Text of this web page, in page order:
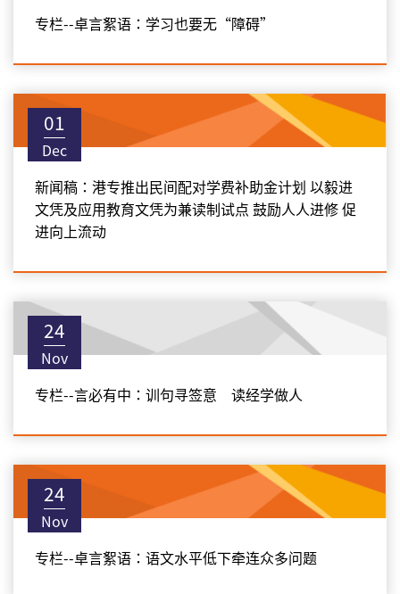
专栏--卓言絮语：学习也要无“障碍”
01
Dec
新闻稿：港专推出民间配对学费补助金计划 以毅进
文凭及应用教育文凭为兼读制试点 鼓励人人进修 促
进向上流动
24
Nov
专栏--言必有中：训句寻签意 读经学做人
24
Nov
专栏--卓言絮语：语文水平低下牵连众多问题